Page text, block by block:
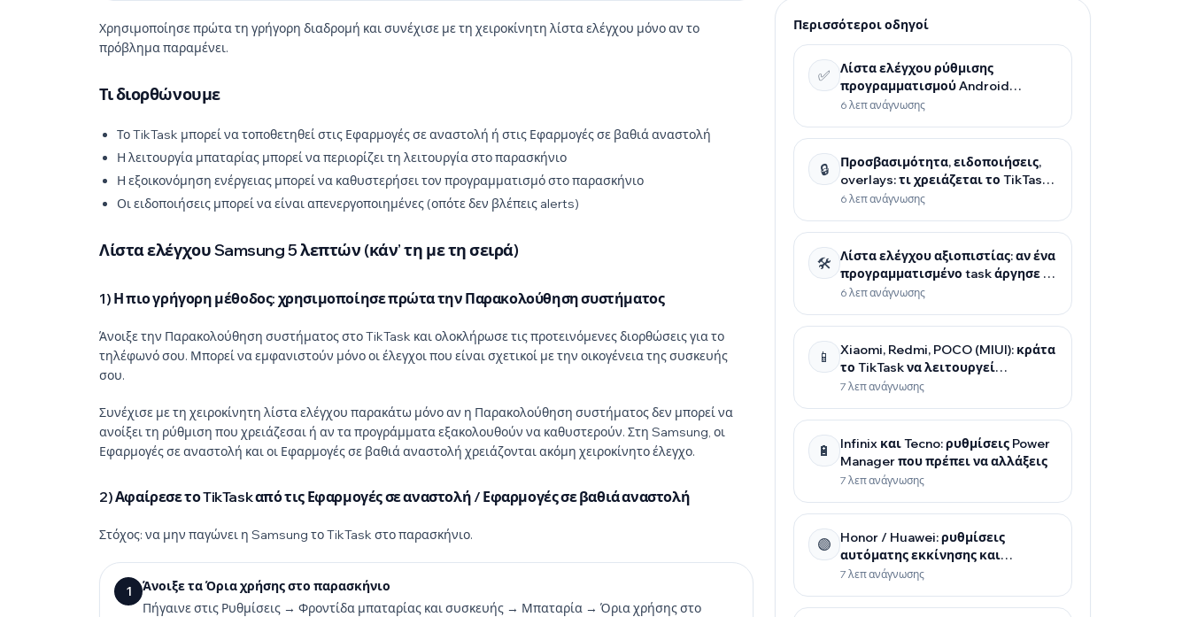
Χρησιμοποίησε πρώτα τη γρήγορη διαδρομή και συνέχισε με τη χειροκίνητη λίστα ελέγχου μόνο αν το
πρόβλημα παραμένει.
Τι διορθώνουμε
Το TikTask μπορεί να τοποθετηθεί στις Εφαρμογές σε αναστολή ή στις Εφαρμογές σε βαθιά αναστολή
Η λειτουργία μπαταρίας μπορεί να περιορίζει τη λειτουργία στο παρασκήνιο
Η εξοικονόμηση ενέργειας μπορεί να καθυστερήσει τον προγραμματισμό στο παρασκήνιο
Οι ειδοποιήσεις μπορεί να είναι απενεργοποιημένες (οπότε δεν βλέπεις alerts)
Λίστα ελέγχου Samsung 5 λεπτών (κάν’ τη με τη σειρά)
1) Η πιο γρήγορη μέθοδος: χρησιμοποίησε πρώτα την Παρακολούθηση συστήματος
Άνοιξε την Παρακολούθηση συστήματος στο TikTask και ολοκλήρωσε τις προτεινόμενες διορθώσεις για το
τηλέφωνό σου. Μπορεί να εμφανιστούν μόνο οι έλεγχοι που είναι σχετικοί με την οικογένεια της συσκευής
σου.
Συνέχισε με τη χειροκίνητη λίστα ελέγχου παρακάτω μόνο αν η Παρακολούθηση συστήματος δεν μπορεί να
ανοίξει τη ρύθμιση που χρειάζεσαι ή αν τα προγράμματα εξακολουθούν να καθυστερούν. Στη Samsung, οι
Εφαρμογές σε αναστολή και οι Εφαρμογές σε βαθιά αναστολή χρειάζονται ακόμη χειροκίνητο έλεγχο.
2) Αφαίρεσε το TikTask από τις Εφαρμογές σε αναστολή / Εφαρμογές σε βαθιά αναστολή
Στόχος: να μην παγώνει η Samsung το TikTask στο παρασκήνιο.
1
Άνοιξε τα Όρια χρήσης στο παρασκήνιο
Πήγαινε στις Ρυθμίσεις → Φροντίδα μπαταρίας και συσκευής → Μπαταρία → Όρια χρήσης στο
Περισσότεροι οδηγοί
✅
Λίστα ελέγχου ρύθμισης
προγραμματισμού Android
(αξιόπιστο σε όλα τα τηλέφωνα)
6 λεπ ανάγνωσης
🔒
Προσβασιμότητα, ειδοποιήσεις,
overlays: τι χρειάζεται το TikTask
και γιατί
6 λεπ ανάγνωσης
🛠️
Λίστα ελέγχου αξιοπιστίας: αν ένα
προγραμματισμένο task άργησε ή
δεν εκτελέστηκε
6 λεπ ανάγνωσης
📱
Xiaomi, Redmi, POCO (MIUI): κράτα
το TikTask να λειτουργεί
αξιόπιστα
7 λεπ ανάγνωσης
🔋
Infinix και Tecno: ρυθμίσεις Power
Manager που πρέπει να αλλάξεις
7 λεπ ανάγνωσης
🟣
Honor / Huawei: ρυθμίσεις
αυτόματης εκκίνησης και
παρασκηνίου για αξιόπιστο
7 λεπ ανάγνωσης